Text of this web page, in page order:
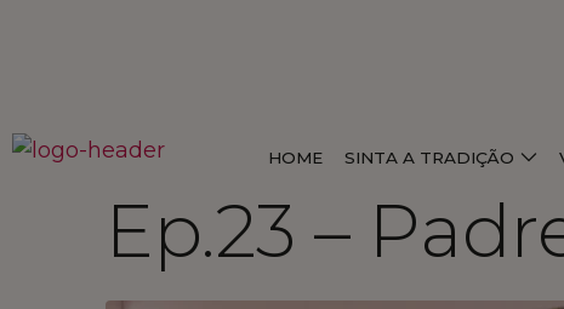
HOME SINTA A TRADIÇÃO
Ep.23 –